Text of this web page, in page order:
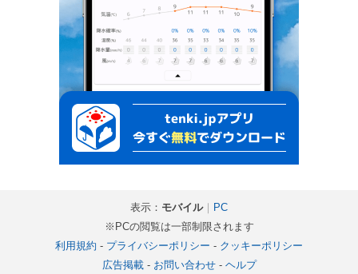
表示： モバイル｜ PC
※PCの閲覧は一部制限されます
利用規約 - プライバシーポリシー - クッキーポリシー
広告掲載- お問い合わせ- ヘルプ